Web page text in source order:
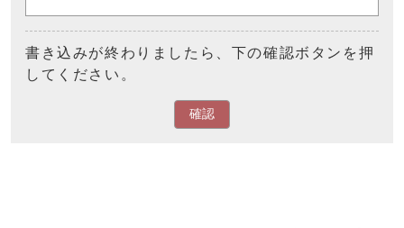
書き込みが終わりましたら、下の確認ボタンを押
してください。
確認